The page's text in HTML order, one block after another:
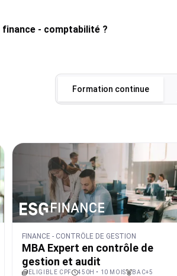
finance - comptabilité ?
Formation continue
FINANCE - CONTRÔLE DE GESTION
MBA Expert en contrôle de
gestion et audit
ELIGIBLE CPF 450H • 10 MOIS BAC+5